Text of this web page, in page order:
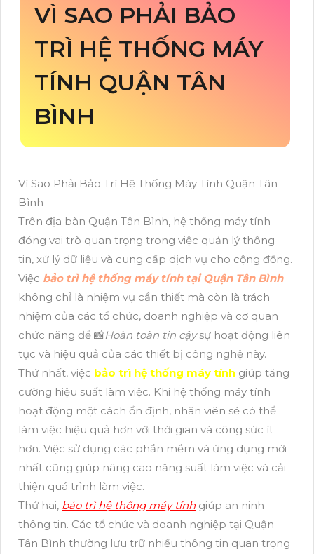
VÌ SAO PHẢI BẢO
TRÌ HỆ THỐNG MÁY
TÍNH QUẬN TÂN
BÌNH
Vì Sao Phải Bảo Trì Hệ Thống Máy Tính Quận Tân
Bình
Trên địa bàn Quận Tân Bình, hệ thống máy tính
đóng vai trò quan trọng trong việc quản lý thông
tin, xử lý dữ liệu và cung cấp dịch vụ cho cộng đồng.
Việc bảo trì hệ thống máy tính tại Quận Tân Bình
không chỉ là nhiệm vụ cần thiết mà còn là trách
nhiệm của các tổ chức, doanh nghiệp và cơ quan
chức năng để 📸Hoàn toàn tin cậysự hoạt động liên
tục và hiệu quả của các thiết bị công nghệ này.
Thứ nhất, việc bảo trì hệ thống máy tính giúp tăng
cường hiệu suất làm việc. Khi hệ thống máy tính
hoạt động một cách ổn định, nhân viên sẽ có thể
làm việc hiệu quả hơn với thời gian và công sức ít
hơn. Việc sử dụng các phần mềm và ứng dụng mới
nhất cũng giúp nâng cao năng suất làm việc và cải
thiện quá trình làm việc.
Thứ hai, bảo trì hệ thống máy tính giúp an ninh
thông tin. Các tổ chức và doanh nghiệp tại Quận
Tân Bình thường lưu trữ nhiều thông tin quan trọng